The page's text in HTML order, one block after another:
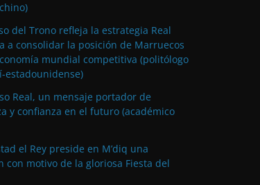
del Trono refleja la estrategia Real
a consolidar la posición de Marruecos
mundial competitiva (politólogo
estadounidense)
Real, un mensaje portador de
y confianza en el futuro (académico
el Rey preside en M’diq una
con motivo de la gloriosa Fiesta del